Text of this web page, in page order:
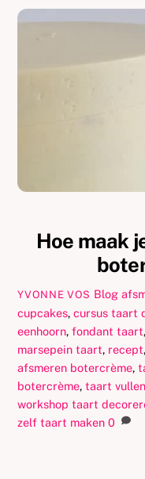
Hoe maak
YVONNE VOS Blog
cupcakes,cursus taart
eenhoorn,fondant taart,
marsepein taart, recept,
afsmeren botercrème,
botercrème,taart
workshop taart
zelf taart maken 0